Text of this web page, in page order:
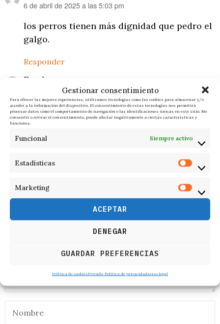
Gestionar consentimiento
Para ofrecer las mejores experiencias, utilizamos tecnologías como las cookies para almacenar y/o
acceder a la información del dispositivo. El consentimiento de estas tecnologías nos permitirá
procesar datos como el comportamiento de navegación o las identificaciones únicas en este sitio. No
consentir o retirar el consentimiento, puede afectar negativamente a ciertas características y
funciones.
Funcional Siempre activo
Estadísticas
Marketing
ACEPTAR
DENEGAR
GUARDAR PREFERENCIAS
Política de cookiesPrivado: Política de privacidadAviso legal
dice:
6 de abril de 2025 a las 5:03 pm
los perros tienen más dignidad que pedro el
galgo.
Responder
Fredo
6 de abril de 2025 a las 5:04 pm
El perro de Sánchez es el mismo. los galgos
no abandonan nunca al amo.
RESPONDER